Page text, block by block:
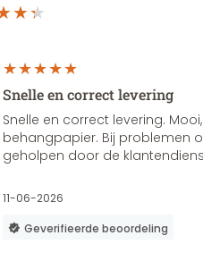
Snelle en correct levering
Snelle en correct levering.
behangpapier. Bij problemen
geholpen door de
11-06-2026
Geverifieerde beoordeling